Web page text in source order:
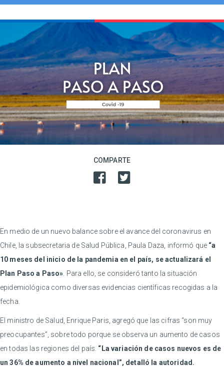
COMPARTE
En medio de un nuevo balance sobre el avance del coronavirus en
Chile, la subsecretaria de Salud Pública, Paula Daza, informó que “a
10 meses del inicio de la pandemia en el país, se actualizará el
Plan Paso a Paso» . Para ello, se consideró tanto la situación
epidemiológica como diversas evidencias científicas recogidas a la
fecha.
El ministro de Salud, Enrique Paris, agregó que las cifras “son muy
preocupantes”, sobre todo porque se observa un aumento de casos
en todas las regiones del país. “La variación de casos nuevos es de
un 36% de aumento a nivel nacional”, detalló la autoridad.